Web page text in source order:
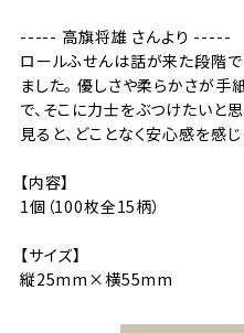
----- 高旗将雄 さんより -----
ロールふせんは話が来た段階
ました。 優しさや柔らかさが
で、そこに力士をぶつけたいと
見ると、どことなく安心感を感じ
【内容】
1個（100枚全15柄）
【サイズ】
縦25mm×横55mm